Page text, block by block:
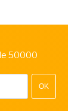
50000
OK